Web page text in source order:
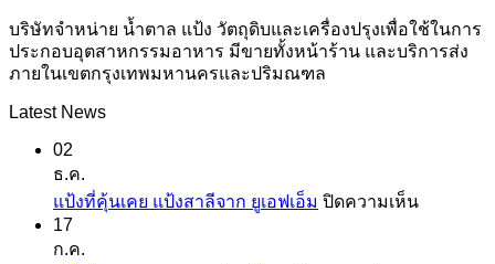
บริษัทจำหน่าย น้ำตาล แป้ง วัตถุดิบและเครื่องปรุงเพื่อใช้ในการ
ประกอบอุตสาหกรรมอาหาร มีขายทั้งหน้าร้าน และบริการส่ง
ภายในเขตกรุงเทพมหานครและปริมณฑล
Latest News
02
ธ.ค.
แป้งที่คุ้นเคย แป้งสาลีจาก ยูเอฟเอ็ม ปิดความเห็นบน
17
ก.ค.